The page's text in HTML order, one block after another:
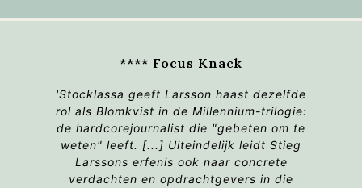
**** Focus Knack
'Stocklassa geeft Larsson haast dezelfde
rol als Blomkvist in de Millennium-trilogie:
de hardcorejournalist die "gebeten om te
weten" leeft. [...] Uiteindelijk leidt Stieg
Larssons erfenis ook naar concrete
verdachten en opdrachtgevers in die